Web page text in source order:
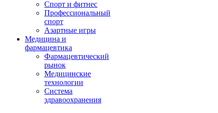
Спорт и фитнес
Профессиональный
спорт
Азартные игры
Медицина и
фармацевтика
Фармацевтический
рынок
Медицинские
технологии
Система
здравоохранения